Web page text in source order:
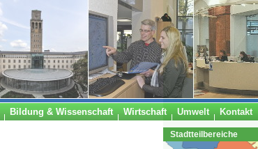
Bildung & Wissenschaft Wirtschaft Umwelt Kontakt
Stadtteilbereiche